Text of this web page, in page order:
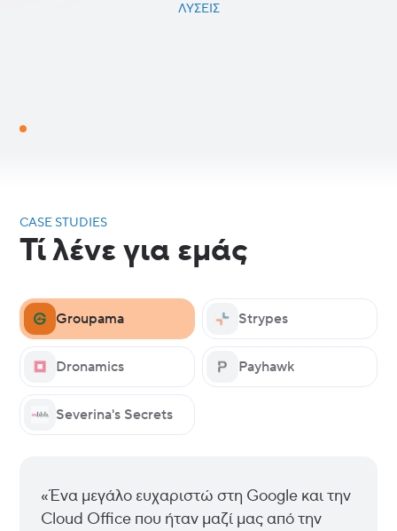
ΛΎΣΕΙΣ
CASE STUDIES
Τί λένε για εμάς
Groupama Strypes
Dronamics Payhawk
Severina's Secrets
«Ένα μεγάλο ευχαριστώ στη Google και την
Cloud Office που ήταν μαζί μας από την